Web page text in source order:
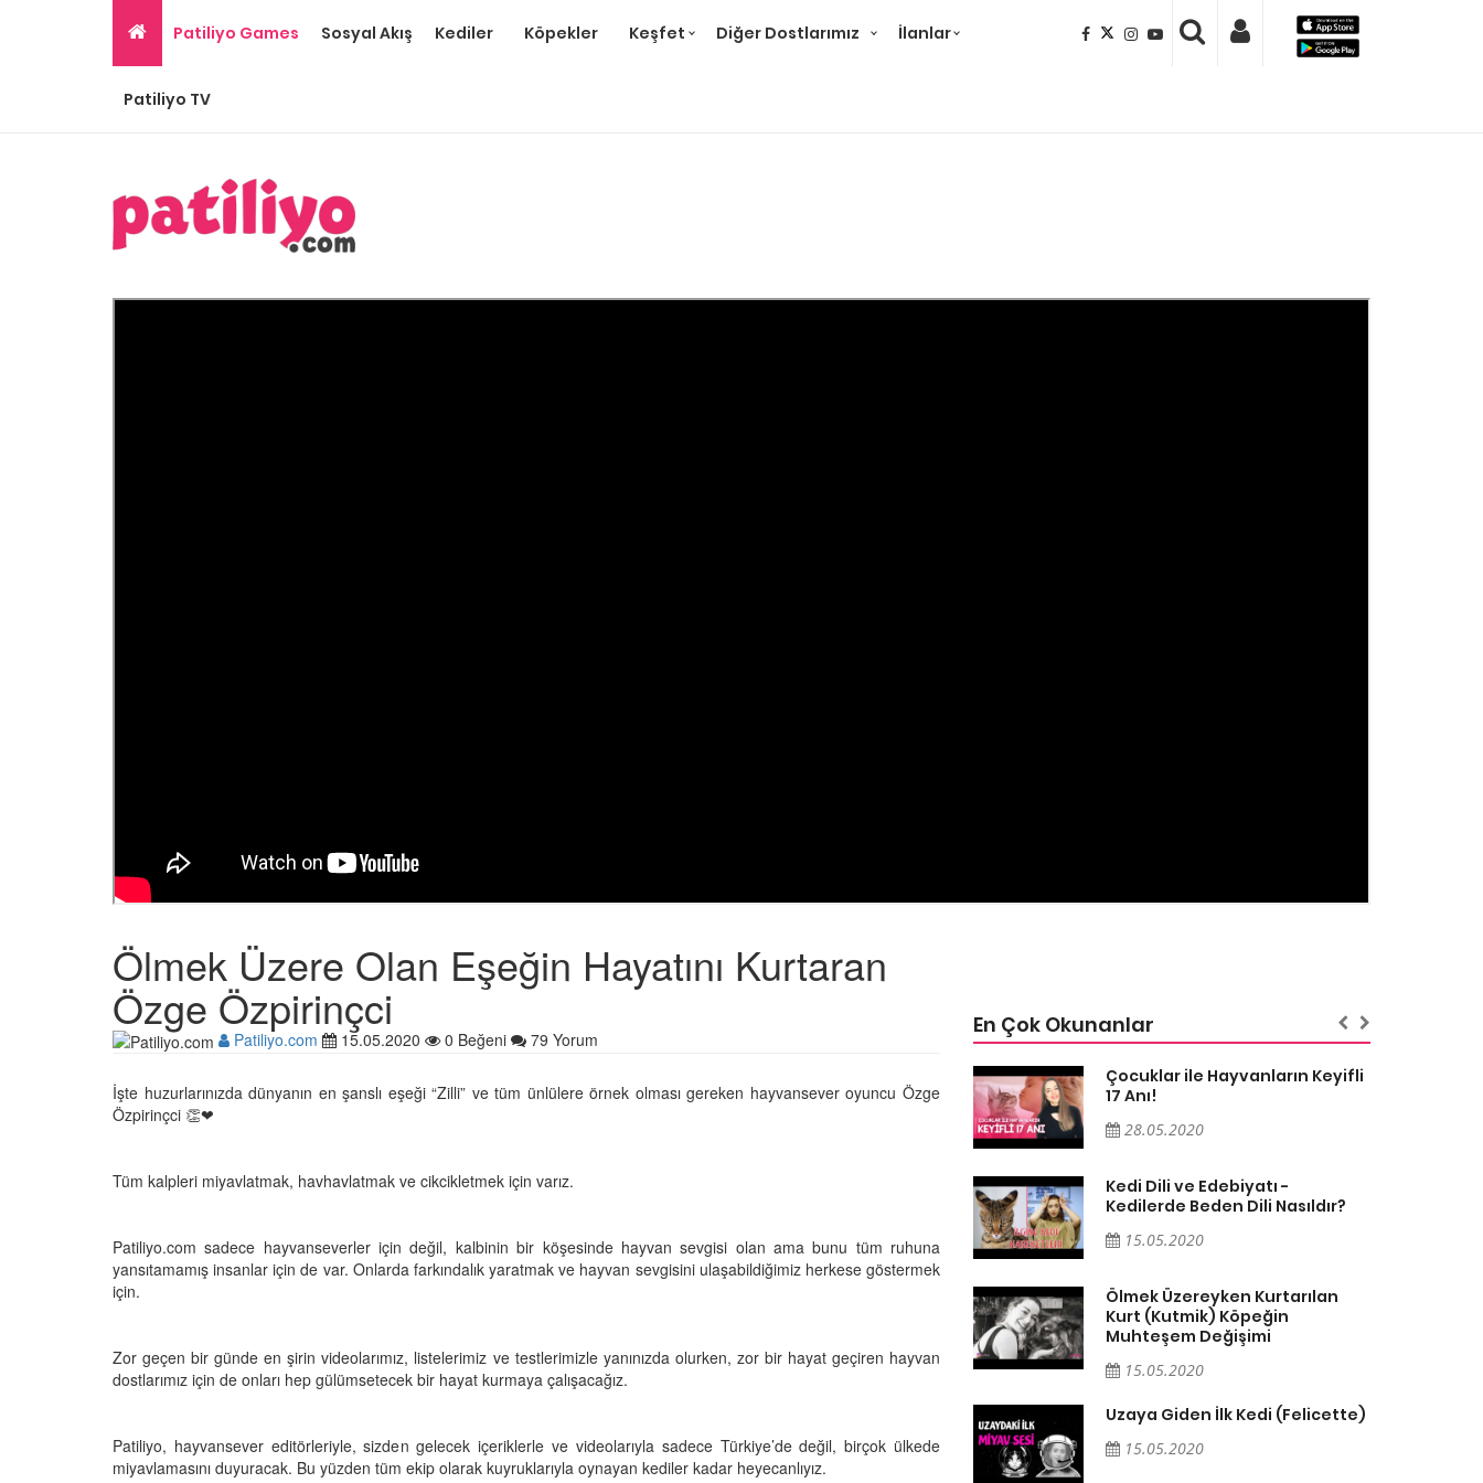
Patiliyo Games Sosyal Akış Kediler Köpekler Keşfet Diğer Dostlarımız İlanlar
Patiliyo TV
Ölmek Üzere Olan Eşeğin Hayatını Kurtaran
Özge Özpirinçci
Patiliyo.com 15.05.2020 0 Beğeni 79 Yorum
İşte huzurlarınızda dünyanın en şanslı eşeği “Zilli” ve tüm ünlülere örnek olması gereken hayvansever oyuncu Özge
Özpirinçci 👏❤
Tüm kalpleri miyavlatmak, havhavlatmak ve cikcikletmek için varız.
Patiliyo.com sadece hayvanseverler için değil, kalbinin bir köşesinde hayvan sevgisi olan ama bunu tüm ruhuna
yansıtamamış insanlar için de var. Onlarda farkındalık yaratmak ve hayvan sevgisini ulaşabildiğimiz herkese göstermek
için.
Zor geçen bir günde en şirin videolarımız, listelerimiz ve testlerimizle yanınızda olurken, zor bir hayat geçiren hayvan
dostlarımız için de onları hep gülümsetecek bir hayat kurmaya çalışacağız.
Patiliyo, hayvansever editörleriyle, sizden gelecek içeriklerle ve videolarıyla sadece Türkiye’de değil, birçok ülkede
miyavlamasını duyuracak. Bu yüzden tüm ekip olarak kuyruklarıyla oynayan kediler kadar heyecanlıyız.
En Çok Okunanlar
17 Anı!
Kedi Dili ve Edebiyatı -
15.05.2020
15.05.2020
15.05.2020
17 Anı!
15.05.2020
15.05.2020
15.05.2020
Çocuklar ile Hayvanların Keyifli
17 Anı!
28.05.2020
Kedi Dili ve Edebiyatı -
Kedilerde Beden Dili Nasıldır?
15.05.2020
Ölmek Üzereyken Kurtarılan
Kurt (Kutmik) Köpeğin
Muhteşem Değişimi
15.05.2020
Uzaya Giden İlk Kedi (Felicette)
15.05.2020